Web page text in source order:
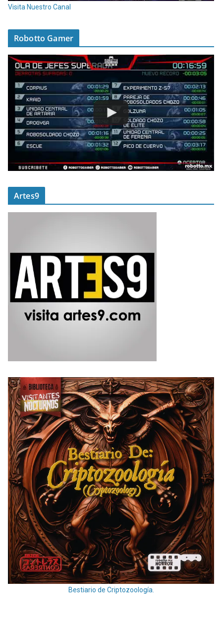
Visita Nuestro Canal
Robotto Gamer
Artes9
Bestiario de Criptozoología.